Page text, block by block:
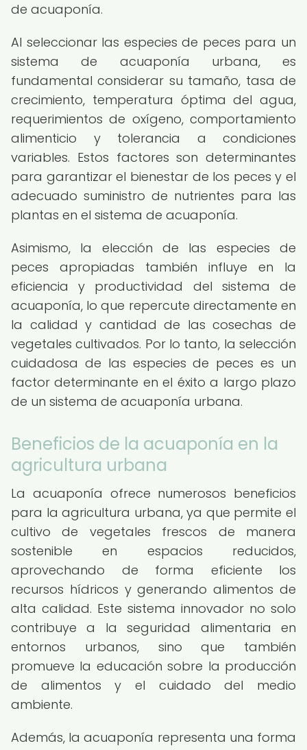
de acuaponía.
Al seleccionar las especies de peces para un
sistema de acuaponía urbana, es
fundamental considerar su tamaño, tasa de
crecimiento, temperatura óptima del agua,
requerimientos de oxígeno, comportamiento
alimenticio y tolerancia a condiciones
variables. Estos factores son determinantes
para garantizar el bienestar de los peces y el
adecuado suministro de nutrientes para las
plantas en el sistema de acuaponía.
Asimismo, la elección de las especies de
peces apropiadas también influye en la
eficiencia y productividad del sistema de
acuaponía, lo que repercute directamente en
la calidad y cantidad de las cosechas de
vegetales cultivados. Por lo tanto, la selección
cuidadosa de las especies de peces es un
factor determinante en el éxito a largo plazo
de un sistema de acuaponía urbana.
Beneficios de la acuaponía en la
agricultura urbana
La acuaponía ofrece numerosos beneficios
para la agricultura urbana, ya que permite el
cultivo de vegetales frescos de manera
sostenible en espacios reducidos,
aprovechando de forma eficiente los
recursos hídricos y generando alimentos de
alta calidad. Este sistema innovador no solo
contribuye a la seguridad alimentaria en
entornos urbanos, sino que también
promueve la educación sobre la producción
de alimentos y el cuidado del medio
ambiente.
Además, la acuaponía representa una forma